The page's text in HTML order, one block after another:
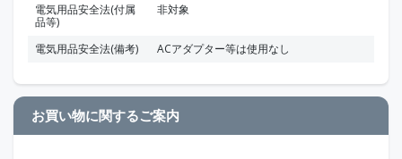
電気用品安全法(付属
品等)
非対象
電気用品安全法(備考) ACアダプター等は使用なし
お買い物に関するご案内